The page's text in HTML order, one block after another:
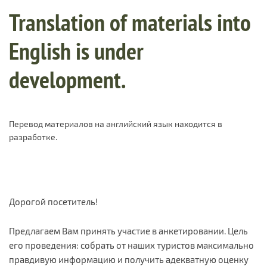
Translation of materials into
English is under
development.
Перевод материалов на английский язык находится в
разработке.
Дорогой посетитель!
Предлагаем Вам принять участие в анкетировании. Цель
его проведения: собрать от наших туристов максимально
правдивую информацию и получить адекватную оценку